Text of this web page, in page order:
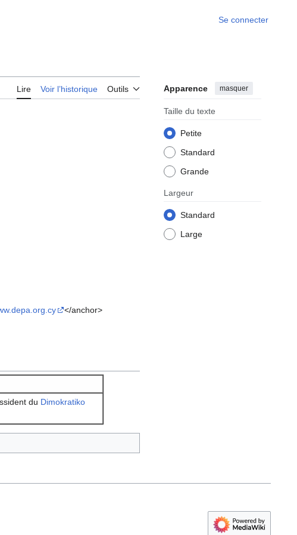
Se connecter
Lire Voir l’historique Outils Apparence masquer
Taille du texte
Petite
Standard
Grande
Largeur
Standard
Large
</anchor>
du Dimokratiko